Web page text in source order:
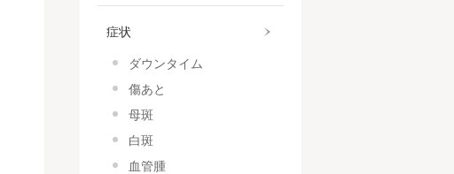
症状
ダウンタイム
傷あと
母斑
白斑
血管腫